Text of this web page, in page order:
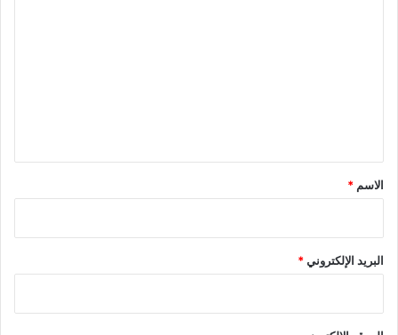
*
الاسم *
البريد الإلكتروني*